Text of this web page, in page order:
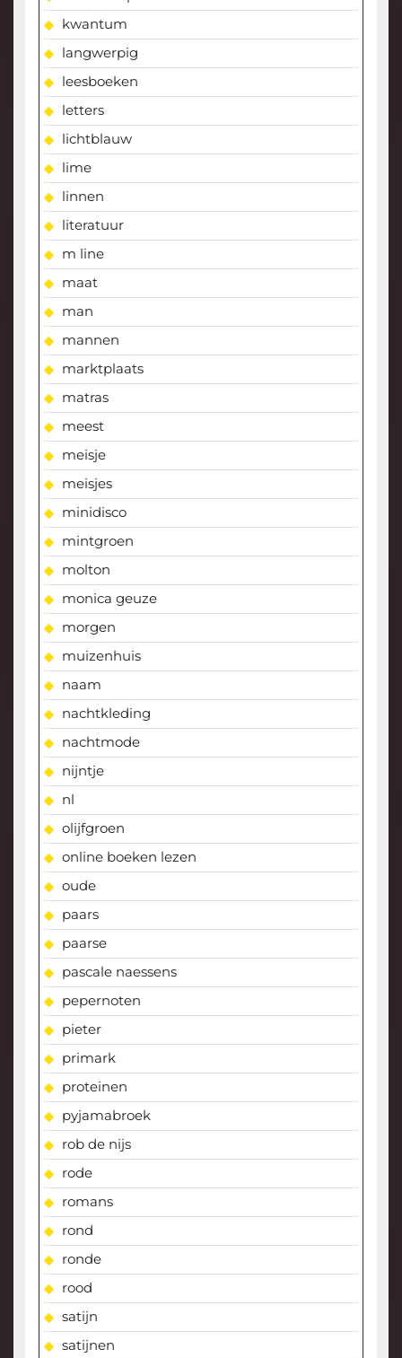
kwantum
langwerpig
leesboeken
letters
lichtblauw
lime
linnen
literatuur
m line
maat
man
mannen
marktplaats
matras
meest
meisje
meisjes
minidisco
mintgroen
molton
monica geuze
morgen
muizenhuis
naam
nachtkleding
nachtmode
nijntje
nl
olijfgroen
online boeken lezen
oude
paars
paarse
pascale naessens
pepernoten
pieter
primark
proteinen
pyjamabroek
rob de nijs
rode
romans
rond
ronde
rood
satijn
satijnen